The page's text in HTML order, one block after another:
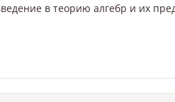
в теорию алгебр и их